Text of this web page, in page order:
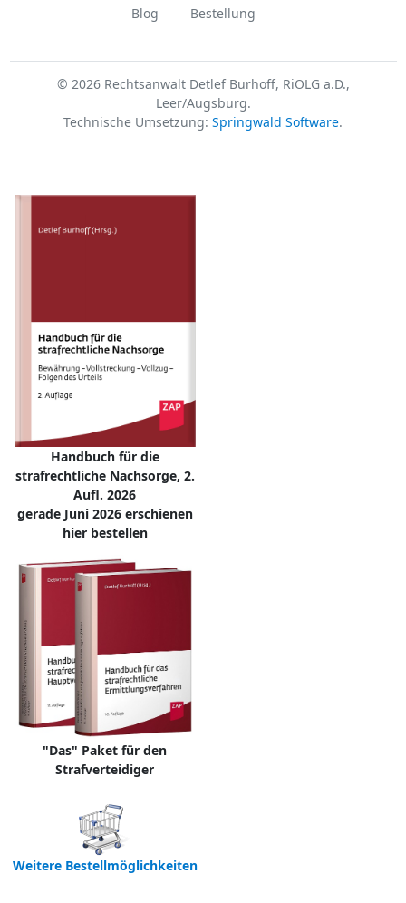
Blog Bestellung
© 2026 Rechtsanwalt Detlef Burhoff, RiOLG a.D.,
Leer/Augsburg.
Technische Umsetzung: Springwald Software.
Handbuch für die
strafrechtliche Nachsorge, 2.
Aufl. 2026
gerade Juni 2026 erschienen
hier bestellen
"Das" Paket für den
Strafverteidiger
Weitere Bestellmöglichkeiten